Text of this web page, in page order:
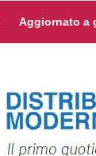
Aggiornato a